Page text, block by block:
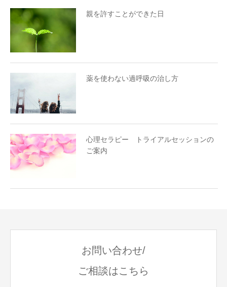
親を許すことができた日
薬を使わない過呼吸の治し方
心理セラピー トライアルセッションの
ご案内
お問い合わせ/
ご相談はこちら